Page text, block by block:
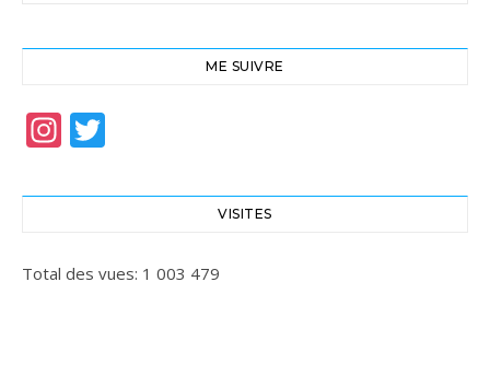
ME SUIVRE
Instagram
VISITES
Total des vues: 1 003 479